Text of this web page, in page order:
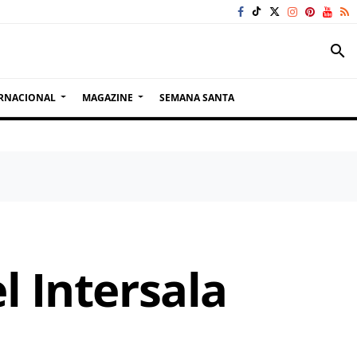
search
MAGAZINE SEMANA SANTA
Intersala